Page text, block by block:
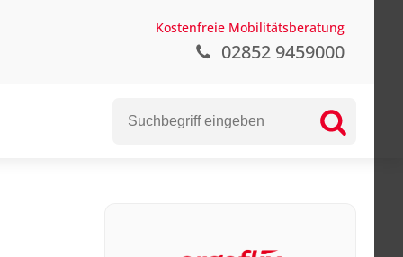
Kostenfreie Mobilitätsberatung
02852 9459000